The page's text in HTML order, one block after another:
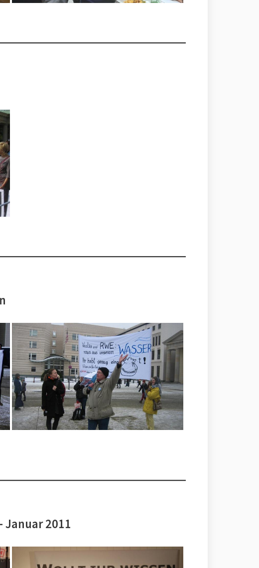
Januar 2011